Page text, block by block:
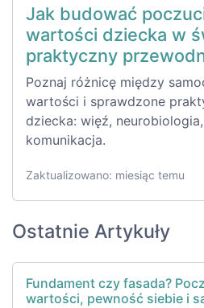
Jak budować
wartości dziecka w
praktyczny
Poznaj różnicę między
wartości i sprawdzone
dziecka: więź,
komunikacja.
Zaktualizowano: miesiąc temu
Ostatnie Artykuły
Fundament czy fasada?
wartości, pewność siebie i